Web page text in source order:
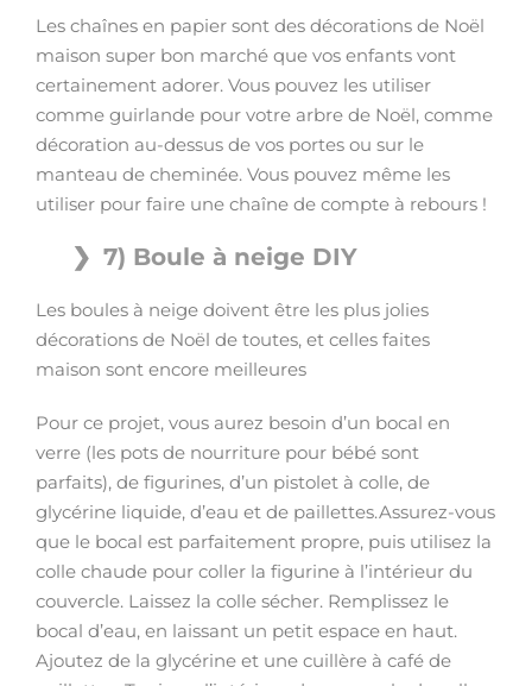
Les chaînes en papier sont des décorations de Noël
maison super bon marché que vos enfants vont
certainement adorer. Vous pouvez les utiliser
comme guirlande pour votre arbre de Noël, comme
décoration au-dessus de vos portes ou sur le
manteau de cheminée. Vous pouvez même les
utiliser pour faire une chaîne de compte à rebours !
7) Boule à neige DIY
Les boules à neige doivent être les plus jolies
décorations de Noël de toutes, et celles faites
maison sont encore meilleures
Pour ce projet, vous aurez besoin d’un bocal en
verre (les pots de nourriture pour bébé sont
parfaits), de figurines, d’un pistolet à colle, de
glycérine liquide, d’eau et de paillettes.Assurez-vous
que le bocal est parfaitement propre, puis utilisez la
colle chaude pour coller la figurine à l’intérieur du
couvercle. Laissez la colle sécher. Remplissez le
bocal d’eau, en laissant un petit espace en haut.
Ajoutez de la glycérine et une cuillère à café de